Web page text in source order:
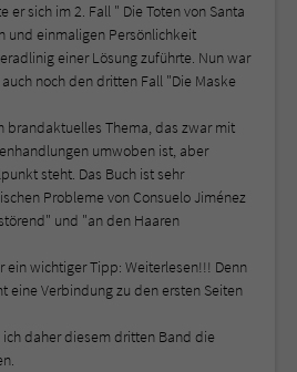
sich im 2. Fall " Die Toten von Santa
und einmaligen Persönlichkeit
einer Lösung zuführte. Nun war
noch den dritten Fall "Die Maske
brandaktuelles Thema, das zwar mit
umwoben ist, aber
steht. Das Buch ist sehr
Probleme von Consuelo Jiménez
und "an den Haaren
ein wichtiger Tipp: Weiterlesen!!! Denn
eine Verbindung zu den ersten Seiten
daher diesem dritten Band die